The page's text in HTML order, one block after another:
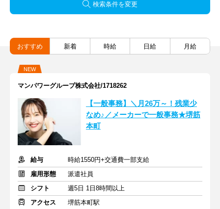
検索条件を変更
おすすめ 新着 時給 日給 月給
NEW
マンパワーグループ株式会社/1718262
【一般事務】＼月26万～！残業少
なめ♪／メーカーで一般事務★堺筋
本町
給与
時給1550円+交通費一部支給
雇用形態
派遣社員
シフト
週5日 1日8時間以上
アクセス
堺筋本町駅